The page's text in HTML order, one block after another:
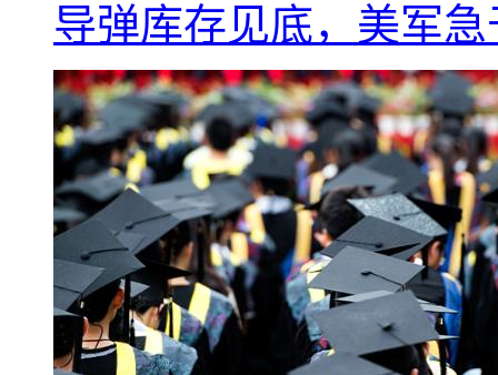
导弹库存见底，美军